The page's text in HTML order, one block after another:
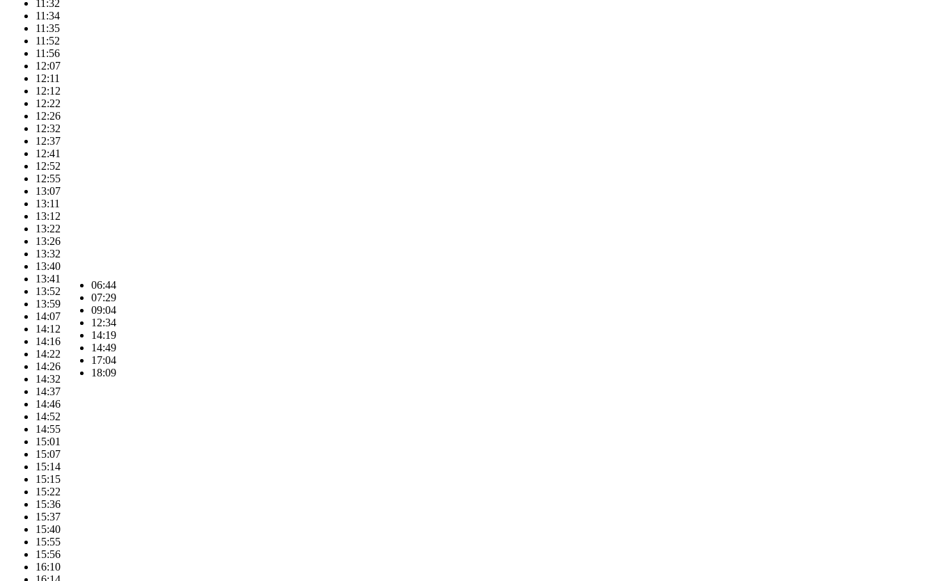
11:32
11:34
11:35
11:52
11:56
12:07
12:11
12:12
12:22
12:26
12:32
12:37
12:41
12:52
12:55
13:07
13:11
13:12
13:22
13:26
13:32
13:40
13:41
13:52
13:59
14:07
14:12
14:16
14:22
14:26
14:32
14:37
14:46
14:52
14:55
15:01
15:07
15:14
15:15
15:22
15:36
15:37
15:40
15:55
15:56
16:10
06:44
07:29
09:04
12:34
14:19
14:49
17:04
18:09